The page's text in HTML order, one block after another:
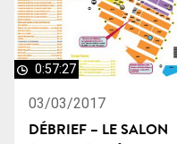
0:57:27
03/03/2017
DÉBRIEF – LE SALON